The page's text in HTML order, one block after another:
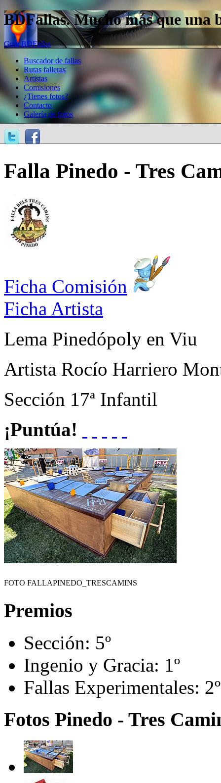
BDFallas. Mucho más que una
Guía BDFallas
Buscador de fallas
Rutas falleras
Artistas
Comisiones
¿Tienes fotos?
Contacto
Galería de fotos
Falla Pinedo - Tres
Ficha Comisión
Ficha Artista
Lema Pinedópoly en Viu
Artista Rocío Harriero
Sección 17ª Infantil
¡Puntúa!
FOTO FALLAPINEDO_TRESCAMINS
Premios
Sección: 5º
Ingenio y Gracia: 1º
Fallas Experimentales: 2º
Fotos Pinedo - Tres